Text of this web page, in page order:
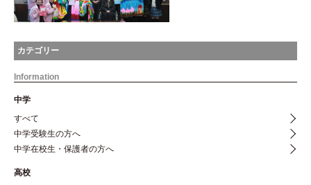
カテゴリー
Information
中学
すべて
中学受験生の方へ
中学在校生・保護者の方へ
高校